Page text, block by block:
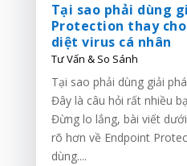
Tại sao phải dùng
Protection thay
diệt virus cá nhân
Tư Vấn & So Sánh
Tại sao phải dùng giải
Đây là câu hỏi rất nhiều
Đừng lo lắng, bài viết
rõ hơn về Endpoint
dùng....